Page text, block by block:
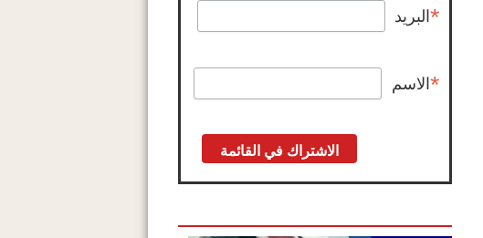
* البريد
*الاسم